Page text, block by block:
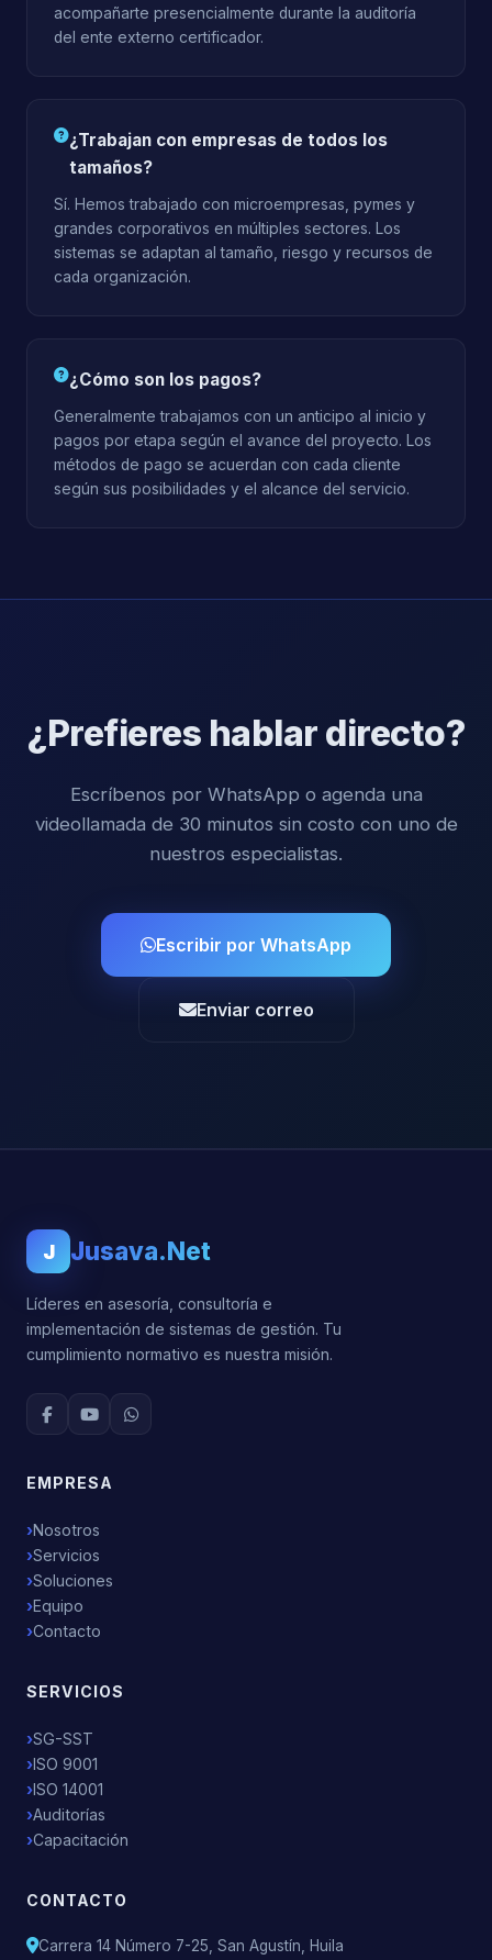
acompañarte presencialmente durante la auditoría
del ente externo certificador.
¿Trabajan con empresas de todos los
tamaños?
Sí. Hemos trabajado con microempresas, pymes y
grandes corporativos en múltiples sectores. Los
sistemas se adaptan al tamaño, riesgo y recursos de
cada organización.
¿Cómo son los pagos?
Generalmente trabajamos con un anticipo al inicio y
pagos por etapa según el avance del proyecto. Los
métodos de pago se acuerdan con cada cliente
según sus posibilidades y el alcance del servicio.
¿Prefieres hablar directo?
Escríbenos por WhatsApp o agenda una
videollamada de 30 minutos sin costo con uno de
nuestros especialistas.
Escribir por WhatsApp
Enviar correo
J Jusava.Net
Líderes en asesoría, consultoría e
implementación de sistemas de gestión. Tu
cumplimiento normativo es nuestra misión.
EMPRESA
Nosotros
Servicios
Soluciones
Equipo
Contacto
SERVICIOS
SG-SST
ISO 9001
ISO 14001
Auditorías
Capacitación
CONTACTO
Carrera 14 Número 7-25, San Agustín, Huila